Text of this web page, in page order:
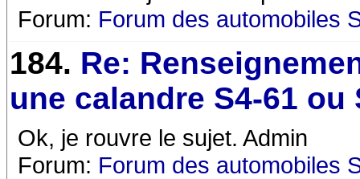
Forum: Forum des automobiles
184. Re:
une calandre S4-61 ou
Ok, je rouvre le sujet. Admin
Forum: Forum des automobiles